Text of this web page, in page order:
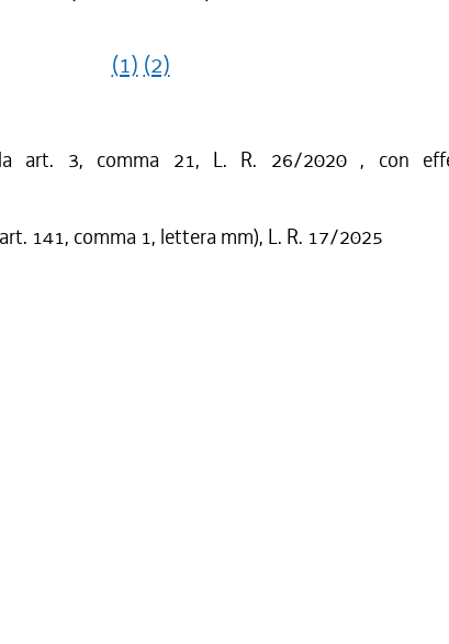
(1) (2)
art. 3, comma 21, L. R. 26/2020 , con
141, comma 1, lettera mm), L. R. 17/2025